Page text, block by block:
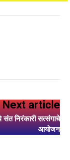
Next article
निरंकारी सत्संगाचे
आयोजन